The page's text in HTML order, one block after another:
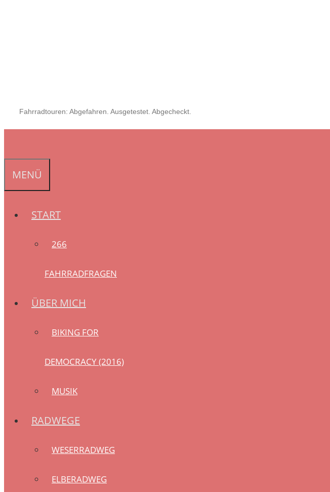
Fahrradtouren: Abgefahren. Ausgetestet. Abgecheckt.
MENÜ
START
266
FAHRRADFRAGEN
ÜBER MICH
BIKING FOR
DEMOCRACY (2016)
MUSIK
RADWEGE
WESERRADWEG
ELBERADWEG